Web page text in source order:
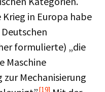
in Europa habe
formulierte) „die
Maschine
Mechanisierung
[19]